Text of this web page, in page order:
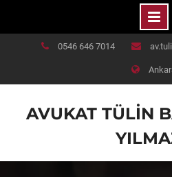
0546 646 7014
AVUKAT TÜLIN